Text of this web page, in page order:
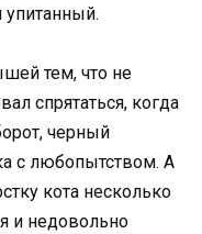
тем, что не
спрятаться, когда
черный
с любопытством. А
кота несколько
и недовольно